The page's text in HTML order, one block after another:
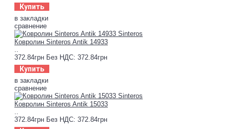
Купить
в закладки
сравнение
Ковролин Sinteros Antik 14933
372.84грн Без НДС: 372.84грн
Купить
в закладки
сравнение
Ковролин Sinteros Antik 15033
372.84грн Без НДС: 372.84грн